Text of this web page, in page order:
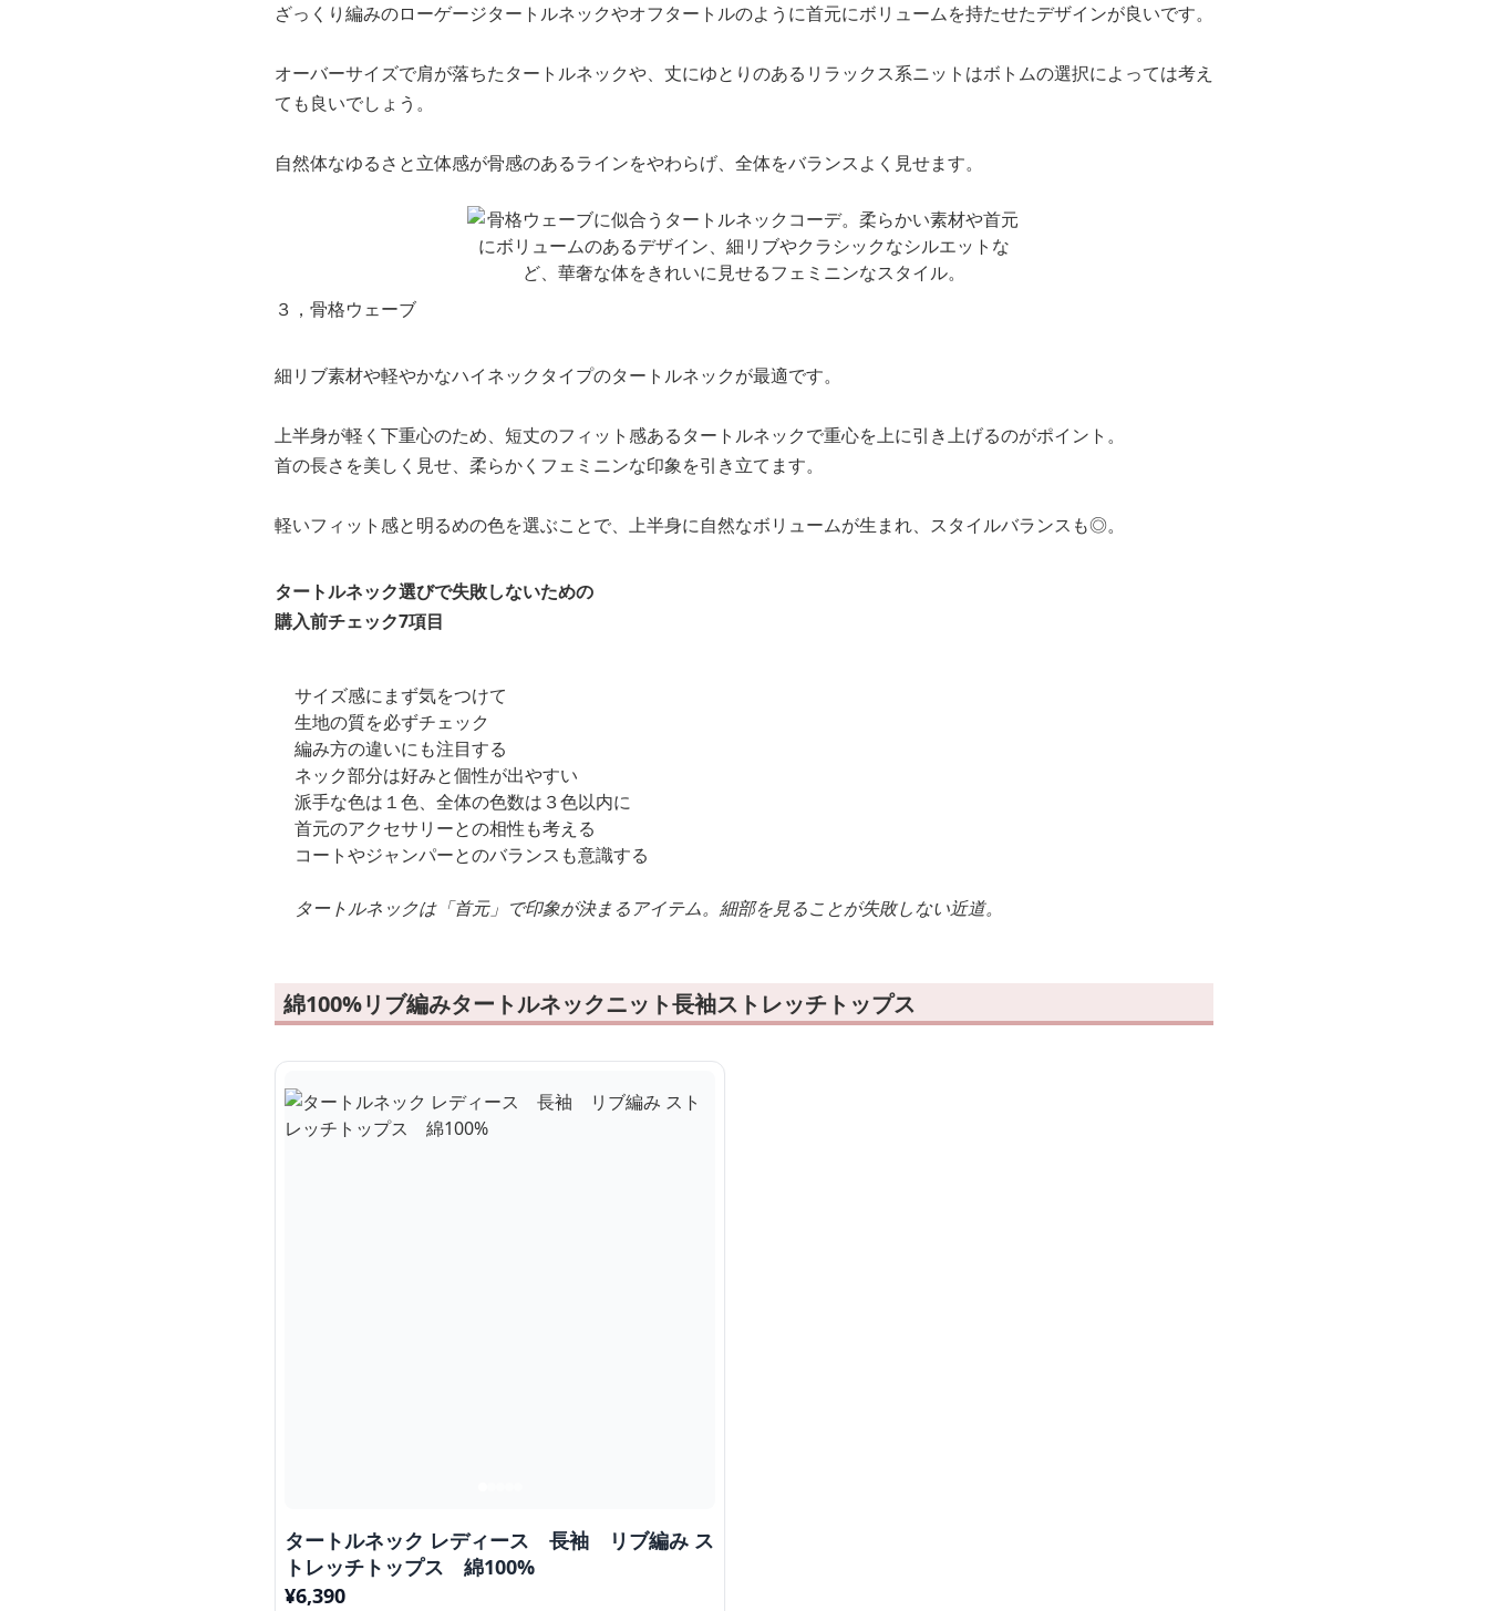
ざっくり編みのローゲージタートルネックやオフタートルのように首元にボリュームを持たせたデザインが良いです。
オーバーサイズで肩が落ちたタートルネックや、丈にゆとりのあるリラックス系ニットはボトムの選択によっては考え
ても良いでしょう。
自然体なゆるさと立体感が骨感のあるラインをやわらげ、全体をバランスよく見せます。
３，骨格ウェーブ
細リブ素材や軽やかなハイネックタイプのタートルネックが最適です。
上半身が軽く下重心のため、短丈のフィット感あるタートルネックで重心を上に引き上げるのがポイント。
首の長さを美しく見せ、柔らかくフェミニンな印象を引き立てます。
軽いフィット感と明るめの色を選ぶことで、上半身に自然なボリュームが生まれ、スタイルバランスも◎。
タートルネック選びで失敗しないための
購入前チェック7項目
サイズ感にまず気をつけて
生地の質を必ずチェック
編み方の違いにも注目する
ネック部分は好みと個性が出やすい
派手な色は１色、全体の色数は３色以内に
首元のアクセサリーとの相性も考える
コートやジャンパーとのバランスも意識する
タートルネックは「首元」で印象が決まるアイテム。細部を見ることが失敗しない近道。
綿100%リブ編みタートルネックニット長袖ストレッチトップス
タートルネック レディース 長袖 リブ編み ス
トレッチトップス 綿100%
¥6,390